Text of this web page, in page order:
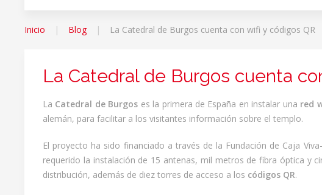
Inicio Blog La Catedral de Burgos cuenta con wifi y códigos QR
La Catedral de Burgos cuenta
La Catedral de Burgos es la primera de España en instalar una red
alemán, para facilitar a los visitantes información sobre el templo.
El proyecto ha sido financiado a través de la Fundación de Caja
requerido la instalación de 15 antenas, mil metros de fibra óptica y
distribución, además de diez torres de acceso a los códigos QR.